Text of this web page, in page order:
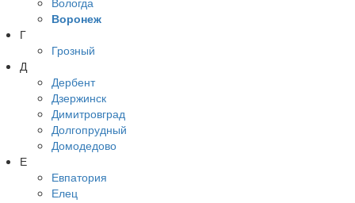
Воронеж
Г
Грозный
Д
Дербент
Дзержинск
Димитровград
Долгопрудный
Домодедово
Е
Евпатория
Елец